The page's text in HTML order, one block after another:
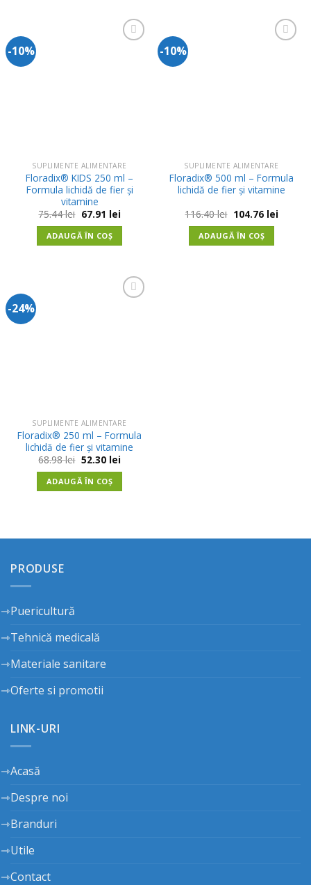
-10%
SUPLIMENTE ALIMENTARE
Floradix® KIDS 250 ml –
Formula lichidă de fier și
vitamine
75.44lei Prețul
a
fost:
75.44 lei.
67.91 leiPrețul
ADAUGĂ ÎN COȘ
-10%
SUPLIMENTE ALIMENTARE
Floradix® 500 ml – Formula
lichidă de fier și vitamine
116.40lei Prețul
a
fost:
116.40 lei.
104.76 leiPrețul
ADAUGĂ ÎN COȘ
-24%
SUPLIMENTE ALIMENTARE
Floradix® 250 ml – Formula
lichidă de fier și vitamine
68.98lei Prețul
inițial
a
fost:
68.98 lei.
52.30 leiPrețul
curent
ADAUGĂ ÎN COȘ
PRODUSE
Puericultură
Tehnică medicală
Materiale sanitare
Oferte si promotii
LINK-URI
Acasă
Despre noi
Branduri
Utile
Contact